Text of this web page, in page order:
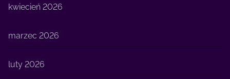
kwiecień 2026
marzec 2026
luty 2026